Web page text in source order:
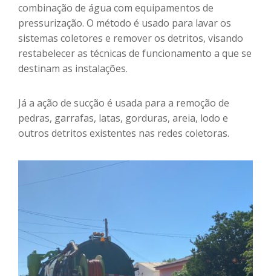
combinação de água com equipamentos de
pressurização. O método é usado para lavar os
sistemas coletores e remover os detritos, visando
restabelecer as técnicas de funcionamento a que se
destinam as instalações.
Já a ação de sucção é usada para a remoção de
pedras, garrafas, latas, gorduras, areia, lodo e
outros detritos existentes nas redes coletoras.